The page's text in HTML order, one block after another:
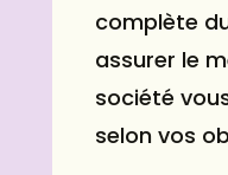
complète
assurer le
société
selon vos